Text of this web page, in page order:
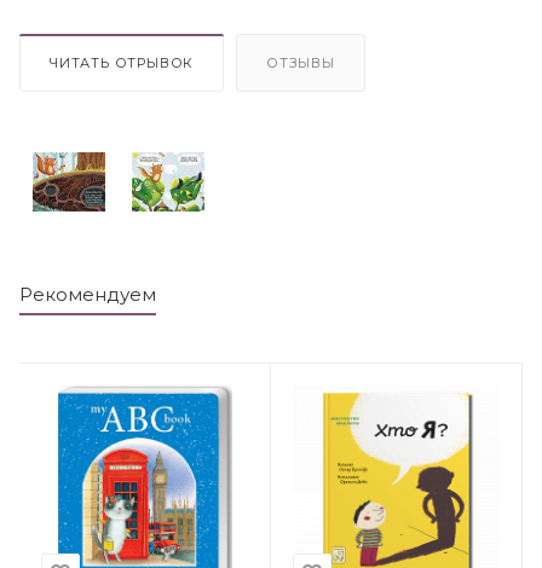
ЧИТАТЬ ОТРЫВОК ОТЗЫВЫ
Рекомендуем